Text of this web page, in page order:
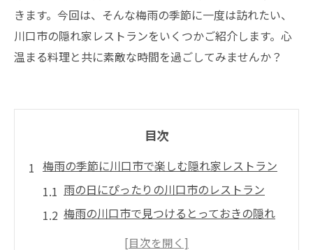
きます。今回は、そんな梅雨の季節に一度は訪れたい、
川口市の隠れ家レストランをいくつかご紹介します。心
温まる料理と共に素敵な時間を過ごしてみませんか？
目次
梅雨の季節に川口市で楽しむ隠れ家レストラン
雨の日にぴったりの川口市のレストラン
梅雨の川口市で見つけるとっておきの隠れ